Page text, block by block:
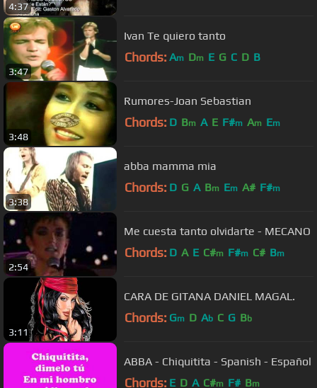
4:37
3:47
Ivan Te quiero tanto
Chords: Am Dm E G C D B
3:48
Rumores-Joan Sebastian
Chords: D Bm A E F#m Am Em
3:38
abba mamma mia
Chords: D G A Bm Em A# F#m
2:54
Me cuesta tanto olvidarte - MECANO
Chords: D A E C#m F#m C# Bm
3:11
CARA DE GITANA DANIEL MAGAL.
Chords: Gm D Ab C G Bb
ABBA - Chiquitita - Spanish - Español
Chords: E D A C#m F# Bm